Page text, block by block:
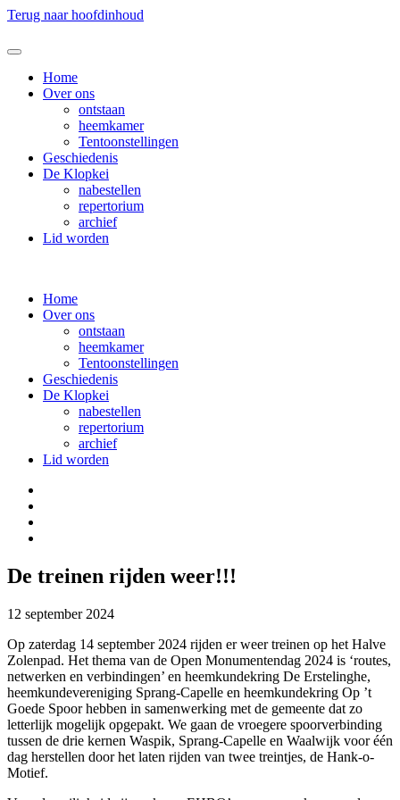
Terug naar hoofdinhoud
Home
Over ons
ontstaan
heemkamer
Tentoonstellingen
Geschiedenis
De Klopkei
nabestellen
repertorium
archief
Lid worden
Home
Over ons
ontstaan
heemkamer
Tentoonstellingen
Geschiedenis
De Klopkei
nabestellen
repertorium
archief
Lid worden
De treinen rijden weer!!!
12 september 2024
Op zaterdag 14 september 2024 rijden er weer treinen op het Halve
Zolenpad. Het thema van de Open Monumentendag 2024 is ‘routes,
netwerken en verbindingen’ en heemkundekring De Erstelinghe,
heemkundevereniging Sprang-Capelle en heemkundekring Op ’t
Goede Spoor hebben in samenwerking met de gemeente dat zo
letterlijk mogelijk opgepakt. We gaan de vroegere spoorverbinding
tussen de drie kernen Waspik, Sprang-Capelle en Waalwijk voor één
dag herstellen door het laten rijden van twee treintjes, de Hank-o-
Motief.